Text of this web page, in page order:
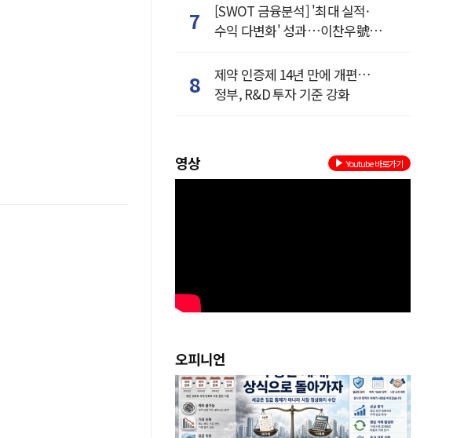
7
[SWOT 금융분석] '최대 실적·
수익 다변화' 성과…이찬우號
8
제약 인증제 14년 만에 개편…
정부, R&D 투자 기준 강화
영상 Youtube 바로가기
오피니언